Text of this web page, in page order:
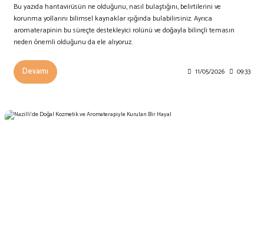
Bu yazıda hantavirüsün ne olduğunu, nasıl bulaştığını, belirtilerini ve
korunma yollarını bilimsel kaynaklar ışığında bulabilirsiniz. Ayrıca
aromaterapinin bu süreçte destekleyici rolünü ve doğayla bilinçli temasın
neden önemli olduğunu da ele alıyoruz.
Devamı 11/05/2026 09:33